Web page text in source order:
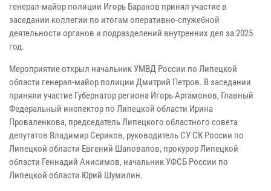
генерал-майор полиции Игорь Баранов принял участие в
заседании коллегии по итогам оперативно-служебной
деятельности органов и подразделений внутренних дел за 2025
год.
Мероприятие открыл начальник УМВД России по Липецкой
области генерал-майор полиции Дмитрий Петров. В заседании
приняли участие Губернатор региона Игорь Артамонов, Главный
Федеральный инспектор по Липецкой области Ирина
Проваленкова, председатель Липецкого областного совета
депутатов Владимир Сериков, руководитель СУ СК России по
Липецкой области Евгений Шаповалов, прокурор Липецкой
области Геннадий Анисимов, начальник УФСБ России по
Липецкой области Юрий Шумилин.